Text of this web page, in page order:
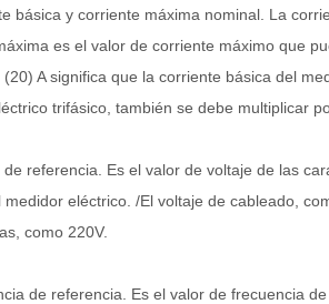
básica y corriente máxima nominal. La
es el valor de corriente máximo que
A significa que la corriente básica del
trifásico, también se debe multiplicar
de referencia. Es el valor de voltaje de las
medidor eléctrico. /El voltaje de cableado,
como 220V.
de referencia. Es el valor de frecuencia